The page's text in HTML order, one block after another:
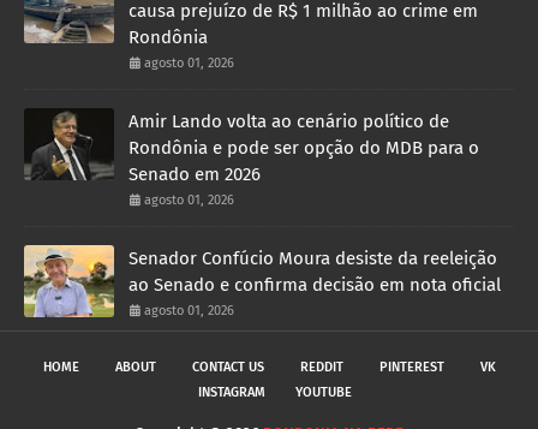
causa prejuízo de R$ 1 milhão ao crime em
Rondônia
agosto 01, 2026
Amir Lando volta ao cenário político de
Rondônia e pode ser opção do MDB para o
Senado em 2026
agosto 01, 2026
Senador Confúcio Moura desiste da reeleição
ao Senado e confirma decisão em nota oficial
agosto 01, 2026
HOME ABOUT CONTACT US REDDIT PINTEREST
VK
INSTAGRAM
YOUTUBE